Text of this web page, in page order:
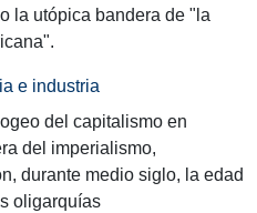
la utópica bandera de "la
e industria
del capitalismo en
del imperialismo,
durante medio siglo, la edad
oligarquías